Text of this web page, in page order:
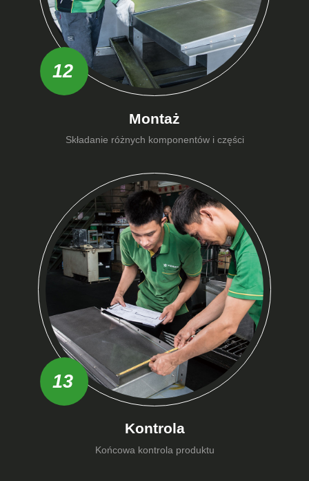
12
Montaż
Składanie różnych komponentów i części
13
Kontrola
Końcowa kontrola produktu